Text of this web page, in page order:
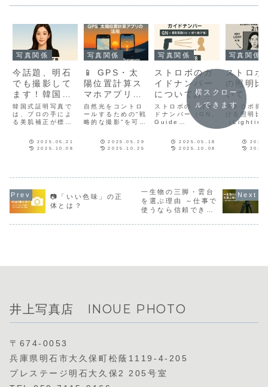
写真関係
今話題、明石
でも撮影して
ます！韓国式
証明写真と
は？
韓国式証明写真で
は、プロの手によ
る美肌補正が標準
寧に除去し、肌を
れ、自然な印象を
ちをより美しく見
せます。
2025.05.21
2025.10.08
写真関係
📱 GPS・太
陽位置計算ス
マホアプリの
活用
自然光をコントロ
ールするための“戦
略的な撮影”を可能
2025.05.29
2025.10.25
写真関係
ストロボのガ
イドナンバー
について詳し
く解説しま
す。
ストロボの「ガイ
ドナンバー（GN,
Guide
Number）」は、
（明るさ）を表す
適切な露出を得る
使います。
2025.05.18
2025.10.08
写真関係
ストロボ
の照明比
いて
ストロボ撮
ける照明比
（Lighting
Ratio）と
ト）と補助
写真の「コ
さ）」を決
重要な要素
以下に詳し
します。
横スクロー
ルできます
📷「いい色味」の正
体とは？
一生物の三脚・雲台
を選ぶ理由 ～仕事で
使うなら信頼できる
井上写真店 INOUE PHOTO
〒674-0053
兵庫県明石市大久保町松蔭1119-4-205
プレステージ明石大久保2 205号室